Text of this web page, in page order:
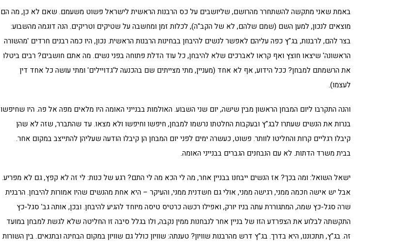
באמת שאני מתקשה להשתחרר מהרושם, שליושבים על כס הרבנות הראשית לישראל פשוט משעמם. שאם לא כן, מה הם
מוצאים לנכון, למען השם (שמם שלהם, לא של הקב"ה), לכלות זמן ומחשבה על שטיקים וטריקים. הנה דוגמה מהשבוע:
בצר להם, לרבנות, בג"ץ כפה עליהם לאפשר לנשים להיבחן בבחינות הרבנות הראשית. נכון, היו כמה רבנים חרדים 'מהשורה
הראשונה' שיצאו חוצץ ואף קראו לאברכים שלא להיבחן, כל עוד הדלת פתוחה בפני נשים. מה אתם חושבים? רבים ביטלו
את הרשמתם למבחן? ככל הידוע, אף לא אחד (מעניין, מתי מצייתים שם בהכנעה ל'גדויילים' ומתי עושה כל אחד דין
לעצמו).
והנה התקרבו ליום המבחן הראשון מבין שישה, יום שני השבוע. האולמות בבנייני האומה היו מלאים מפה אל פה. היו שחיפשו
בנרות את הנשים שעתרו לבג"ץ ובעקבות החלטתו נרשמו למבחן, חיפשו וחיפשו ולא מצאו. עד שהתברר, שזה לא שהן
קיבלו רגליים קרות והחליטו לוותר. פשוט, כעשרה ימים לפני יום המבחן הן קיבלו הודעה שעליהן להתייצב במקום אחר.
בבית משרד הדתות. לא עם הנבחנים הגברים בבנייני האומה.
ישאל השואל: ומה בכך? אז הנשים ייבחנו בבניין אחר, מה לי הכא מה לי התם? רגע של כנות: לי זה לא קפץ, גם לא מפריע.
אבל יש אישה חכמה ממני, רגישה ממני, אולי גם חשדנית ממני, והעיקר – היא אחת מהנשים שהיו אמורות להיבחן. הרבנית
שרה סגל-כץ שמה, המתגוררת עתה בניו יורק, ואפילו רכשה כרטיס טיסה מיוחד להגיע להיבחן. ובכן, אותה גב' סגל-כץ
התקשתה לבלוע את הצפרדע הזו של בניין אחר לנבחנות ממין נקבה, ולו בגלל סיבה זו החליטה שלא לגשת למבחן במועד
זה. בג"ץ, תתכוננו, היא בדרך. בג"ץ דרש מהרבנות שוויון? טענתה: שוויון כולל גם שוויון במקום הבחינה ובתנאים. בין השורות